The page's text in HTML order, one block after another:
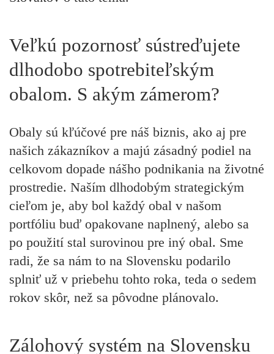
Veľkú pozornosť sústreďujete
dlhodobo spotrebiteľským
obalom. S akým zámerom?
Obaly sú kľúčové pre náš biznis, ako aj pre
našich zákazníkov a majú zásadný podiel na
celkovom dopade nášho podnikania na životné
prostredie. Naším dlhodobým strategickým
cieľom je, aby bol každý obal v našom
portfóliu buď opakovane naplnený, alebo sa
po použití stal surovinou pre iný obal. Sme
radi, že sa nám to na Slovensku podarilo
splniť už v priebehu tohto roka, teda o sedem
rokov skôr, než sa pôvodne plánovalo.
Zálohový systém na Slovensku